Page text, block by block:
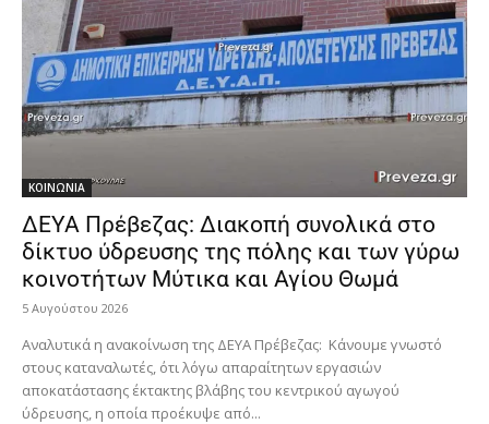
ΚΟΙΝΩΝΙΑ
ΔΕΥΑ Πρέβεζας: Διακοπή συνολικά στο
δίκτυο ύδρευσης της πόλης και των γύρω
κοινοτήτων Μύτικα και Αγίου Θωμά
5 Αυγούστου 2026
Αναλυτικά η ανακοίνωση της ΔΕΥΑ Πρέβεζας: Κάνουμε γνωστό
στους καταναλωτές, ότι λόγω απαραίτητων εργασιών
αποκατάστασης έκτακτης βλάβης του κεντρικού αγωγού
ύδρευσης, η οποία προέκυψε από...